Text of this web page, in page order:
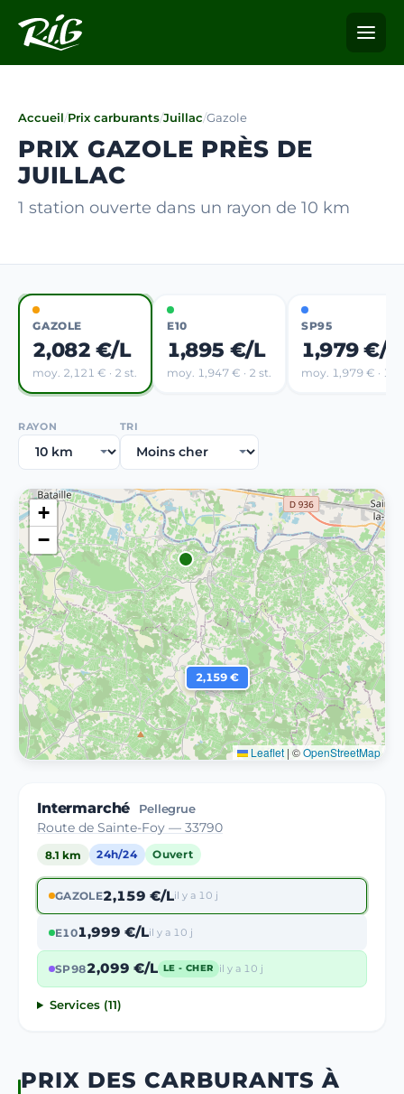
Accueil/Prix carburants/Juillac/Gazole
PRIX GAZOLE PRÈS DE
JUILLAC
1 station ouverte dans un rayon de 10 km
GAZOLE
2,082 €/L
moy. 2,121 € · 2 st.
E10
1,895 €/L
moy. 1,947 € · 2 st.
SP95
1,979 €/L
moy. 1,979 € · 1
RAYON TRI
2,159 €
+
−
Leaflet | ©OpenStreetMap
Intermarché Pellegrue
Route de Sainte-Foy — 33790
8.1 km 24h/24 Ouvert
GAZOLE2,159 €/Lil y a 10 j
E101,999 €/Lil y a 10 j
SP982,099 €/L LE - CHER il y a 10 j
Services (11)
PRIX DES CARBURANTS À